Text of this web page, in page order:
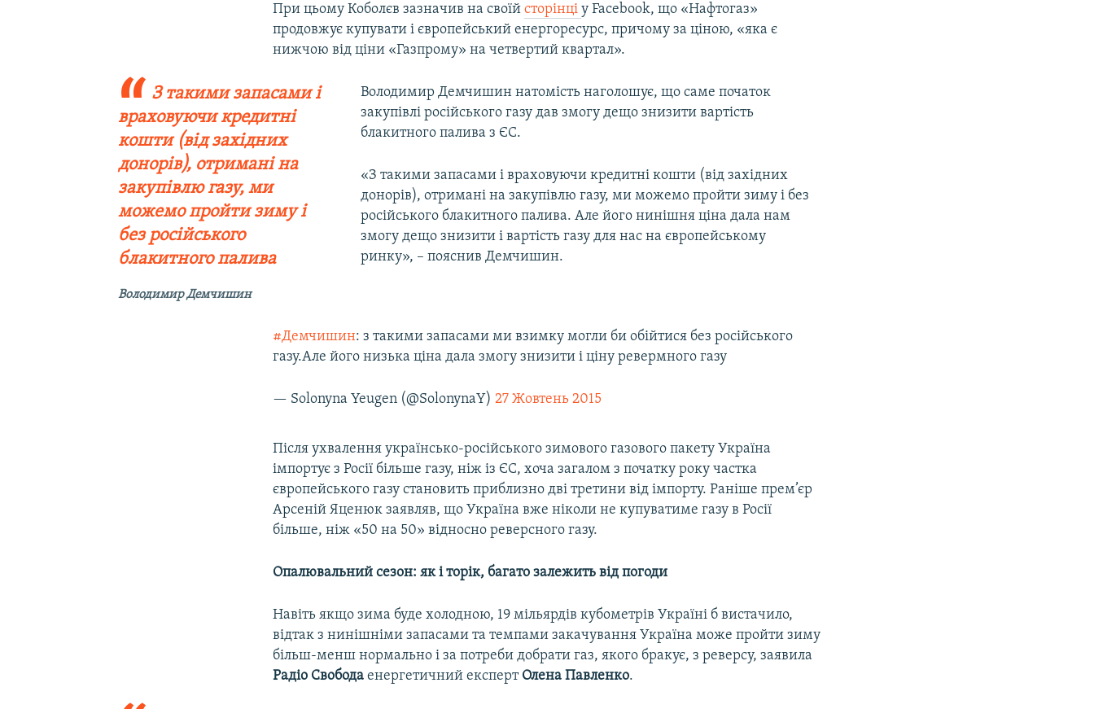
При цьому Коболєв зазначив на своїйсторінціу Facеbook, що «Нафтогаз»
продовжує купувати і європейський енергоресурс, причому за ціною, «яка є
нижчою від ціни «Газпрому» на четвертий квартал».
З такими запасами і
враховуючи кредитні
кошти (від західних
донорів), отримані на
закупівлю газу, ми
можемо пройти зиму і
без російського
блакитного палива
Володимир Демчишин
Володимир Демчишин натомість наголошує, що саме початок
закупівлі російського газу дав змогу дещо знизити вартість
блакитного палива з ЄС.
«З такими запасами і враховуючи кредитні кошти (від західних
донорів), отримані на закупівлю газу, ми можемо пройти зиму і без
російського блакитного палива. Але його нинішня ціна дала нам
змогу дещо знизити і вартість газу для нас на європейському
ринку», – пояснив Демчишин.
#Демчишин: з такими запасами ми взимку могли би обійтися без російського
газу.Але його низька ціна дала змогу знизити і ціну ревермного газу
— Solonyna Yeugen (@SolonynaY)27 Жовтень 2015
Після ухвалення українсько-російського зимового газового пакету Україна
імпортує з Росії більше газу, ніж із ЄС, хоча загалом з початку року частка
європейського газу становить приблизно дві третини від імпорту. Раніше прем’єр
Арсеній Яценюк заявляв, що Україна вже ніколи не купуватиме газу в Росії
більше, ніж «50 на 50» відносно реверсного газу.
Опалювальний сезон: як і торік, багато залежить від погоди
Навіть якщо зима буде холодною, 19 мільярдів кубометрів Україні б вистачило,
відтак з нинішніми запасами та темпами закачування Україна може пройти зиму
більш-менш нормально і за потреби добрати газ, якого бракує, з реверсу, заявила
Радіо Свобода енергетичний експерт Олена Павленко.